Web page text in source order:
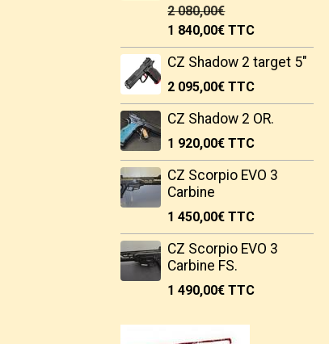
2 080,00€
1 840,00€TTC
CZ Shadow 2 target 5"
2 095,00€TTC
CZ Shadow 2 OR.
1 920,00€TTC
CZ Scorpio EVO 3
Carbine
1 450,00€TTC
CZ Scorpio EVO 3
Carbine FS.
1 490,00€TTC